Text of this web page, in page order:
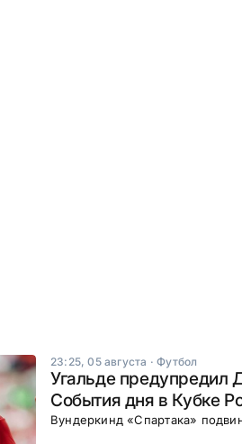
23:25, 05 августа ·Футбол
Угальде предупредил
События дня в Кубке
Вундеркинд «Спартака»